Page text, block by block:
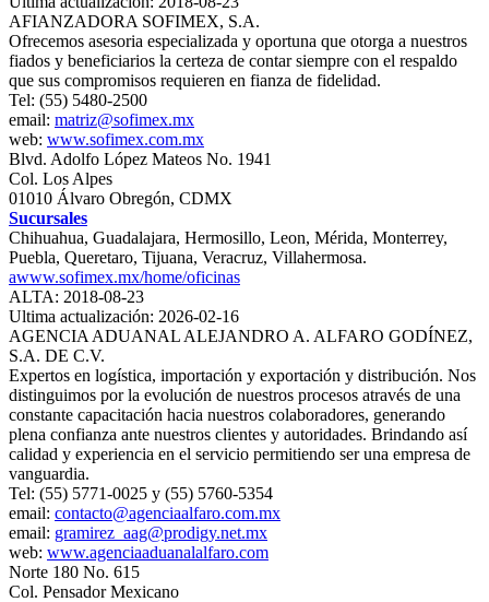
AFIANZADORA SOFIMEX, S.A.
Ofrecemos asesoria especializada y oportuna que otorga a nuestros
fiados y beneficiarios la certeza de contar siempre con el respaldo
que sus compromisos requieren en fianza de fidelidad.
Tel: (55) 5480-2500
email: matriz@sofimex.mx
web: www.sofimex.com.mx
Blvd. Adolfo López Mateos No. 1941
Col. Los Alpes
01010 Álvaro Obregón, CDMX
Sucursales
Chihuahua, Guadalajara, Hermosillo, Leon, Mérida, Monterrey,
Puebla, Queretaro, Tijuana, Veracruz, Villahermosa.
awww.sofimex.mx/home/oficinas
ALTA: 2018-08-23
Ultima actualización: 2026-02-16
AGENCIA ADUANAL ALEJANDRO A. ALFARO GODÍNEZ,
S.A. DE C.V.
Expertos en logística, importación y exportación y distribución. Nos
distinguimos por la evolución de nuestros procesos através de una
constante capacitación hacia nuestros colaboradores, generando
plena confianza ante nuestros clientes y autoridades. Brindando así
calidad y experiencia en el servicio permitiendo ser una empresa de
vanguardia.
Tel: (55) 5771-0025 y (55) 5760-5354
email: contacto@agenciaalfaro.com.mx
email: gramirez_aag@prodigy.net.mx
web: www.agenciaaduanalalfaro.com
Norte 180 No. 615
Col. Pensador Mexicano